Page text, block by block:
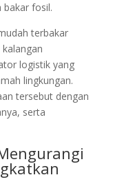
bakar fosil.
terbakar
logistik yang
lingkungan.
tersebut dengan
serta